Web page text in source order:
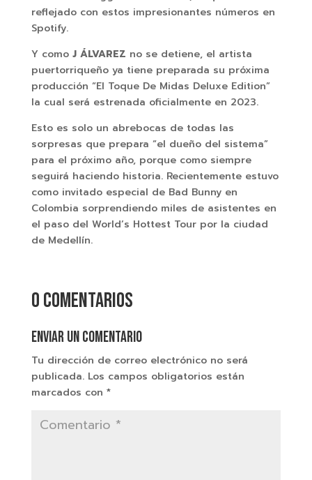
reflejado con estos impresionantes números en
Spotify.
Y como J ÁLVAREZ no se detiene, el artista
puertorriqueño ya tiene preparada su próxima
producción “El Toque De Midas Deluxe Edition”
la cual será estrenada oficialmente en 2023.
Esto es solo un abrebocas de todas las
sorpresas que prepara “el dueño del sistema”
para el próximo año, porque como siempre
seguirá haciendo historia. Recientemente estuvo
como invitado especial de Bad Bunny en
Colombia sorprendiendo miles de asistentes en
el paso del World’s Hottest Tour por la ciudad
de Medellín.
0 comentarios
Enviar un comentario
Tu dirección de correo electrónico no será
publicada. Los campos obligatorios están
marcados con *